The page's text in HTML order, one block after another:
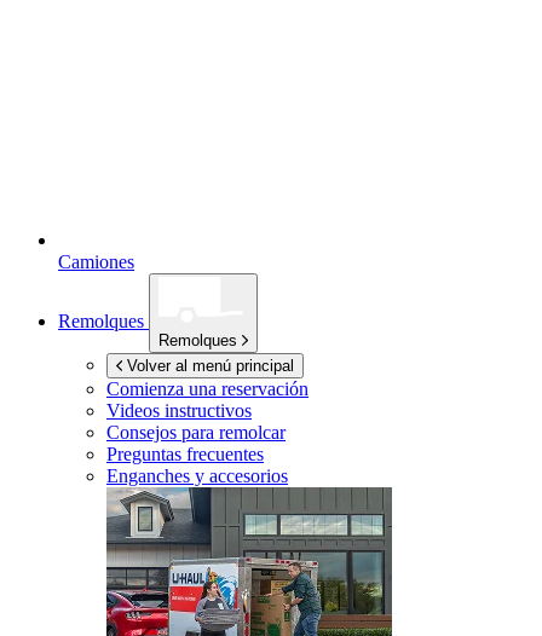
Camiones
Remolques
Remolques
Volver al menú principal
Comienza una reservación
Videos instructivos
Consejos para remolcar
Preguntas frecuentes
Enganches y accesorios